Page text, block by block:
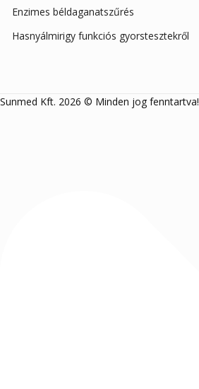
Enzimes béldaganatszűrés
Hasnyálmirigy funkciós gyorstesztekről
Sunmed Kft. 2026 © Minden jog fenntartva!